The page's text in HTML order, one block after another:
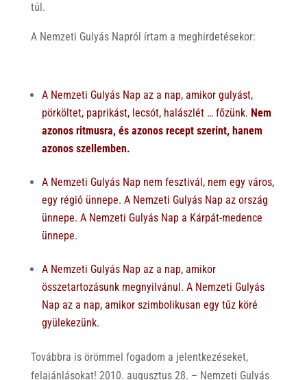
túl.
A Nemzeti Gulyás Napról írtam a meghirdetésekor:
A Nemzeti Gulyás Nap az a nap, amikor gulyást,
pörköltet, paprikást, lecsót, halászlét … főzünk. Nem
azonos ritmusra, és azonos recept szerint, hanem
azonos szellemben.
A Nemzeti Gulyás Nap nem fesztivál, nem egy város,
egy régió ünnepe. A Nemzeti Gulyás Nap az ország
ünnepe. A Nemzeti Gulyás Nap a Kárpát-medence
ünnepe.
A Nemzeti Gulyás Nap az a nap, amikor
összetartozásunk megnyilvánul. A Nemzeti Gulyás
Nap az a nap, amikor szimbolikusan egy tűz köré
gyülekezünk.
Továbbra is örömmel fogadom a jelentkezéseket,
felajánlásokat! 2010. augusztus 28. – Nemzeti Gulyás